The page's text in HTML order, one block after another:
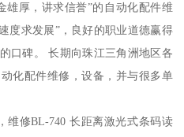
雄厚，讲求信誉”的自动化配件维
度求发展”，良好的职业道德赢得
口碑。 长期向珠江三角洲地区各
化配件维修，设备，并与很多单
维修BL-740 长距离激光式条码读